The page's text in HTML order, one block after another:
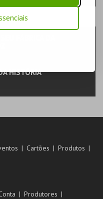
FÁBRICA DA
HISTÓRIA
Cartões
Produtos
Produtores